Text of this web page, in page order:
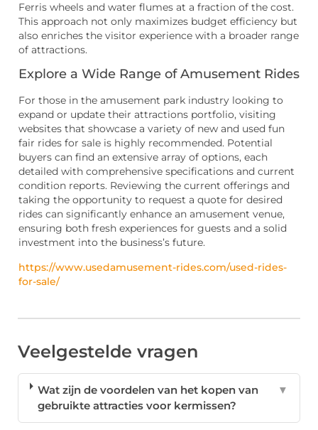
Ferris wheels and water flumes at a fraction of the cost.
This approach not only maximizes budget efficiency but
also enriches the visitor experience with a broader range
of attractions.
Explore a Wide Range of Amusement Rides
For those in the amusement park industry looking to
expand or update their attractions portfolio, visiting
websites that showcase a variety of new and used fun
fair rides for sale is highly recommended. Potential
buyers can find an extensive array of options, each
detailed with comprehensive specifications and current
condition reports. Reviewing the current offerings and
taking the opportunity to request a quote for desired
rides can significantly enhance an amusement venue,
ensuring both fresh experiences for guests and a solid
investment into the business’s future.
https://www.usedamusement-rides.com/used-rides-
for-sale/
Veelgestelde vragen
Wat zijn de voordelen van het kopen van
gebruikte attracties voor kermissen?
▼